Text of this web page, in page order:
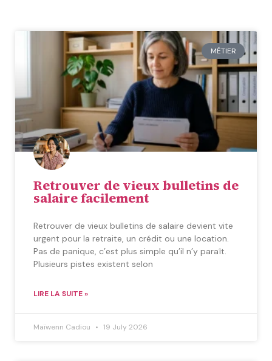
MÉTIER
Retrouver de vieux bulletins de
salaire facilement
Retrouver de vieux bulletins de salaire devient vite
urgent pour la retraite, un crédit ou une location.
Pas de panique, c’est plus simple qu’il n’y paraît.
Plusieurs pistes existent selon
LIRE LA SUITE »
Maïwenn Cadiou 19 July 2026